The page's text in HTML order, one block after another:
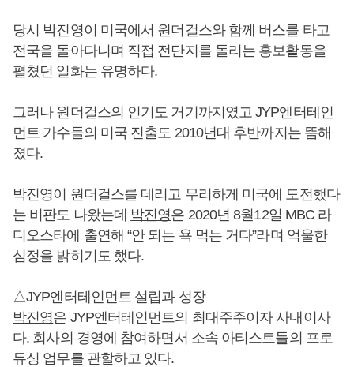
당시 박진영이 미국에서 원더걸스와 함께 버스를 타고
전국을 돌아다니며 직접 전단지를 돌리는 홍보활동을
펼쳤던 일화는 유명하다.
그러나 원더걸스의 인기도 거기까지였고 JYP엔터테인
먼트 가수들의 미국 진출도 2010년대 후반까지는 뜸해
졌다.
박진영이 원더걸스를 데리고 무리하게 미국에 도전했다
는 비판도 나왔는데 박진영은 2020년 8월12일 MBC 라
디오스타에 출연해 “안 되는 욕 먹는 거다”라며 억울한
심정을 밝히기도 했다.
△JYP엔터테인먼트 설립과 성장
박진영은 JYP엔터테인먼트의 최대주주이자 사내이사
다. 회사의 경영에 참여하면서 소속 아티스트들의 프로
듀싱 업무를 관할하고 있다.